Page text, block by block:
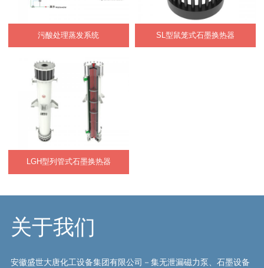
污酸处理蒸发系统 SL型鼠笼式石墨换热器
LGH型列管式石墨换热器
关于我们
安徽盛世大唐化工设备集团有限公司－集无泄漏磁力泵、石墨设备